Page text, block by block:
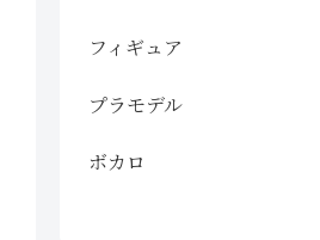
フィギュア
プラモデル
ボカロ